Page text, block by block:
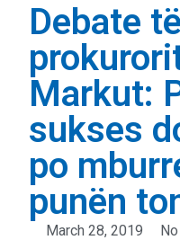
Debate
Markut:
sukses
po
punën
March 28, 2019